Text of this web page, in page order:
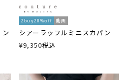
2buy20%off 動画
シアーラッフルミニスカパン
¥9,350税込